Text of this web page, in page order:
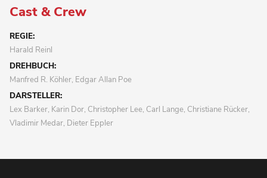
Cast & Crew
REGIE:
Harald Reinl
DREHBUCH:
Manfred R. Köhler, Edgar Allan Poe
DARSTELLER:
Lex Barker, Karin Dor, Christopher Lee, Carl Lange, Christiane Rücker,
Vladimir Medar, Dieter Eppler